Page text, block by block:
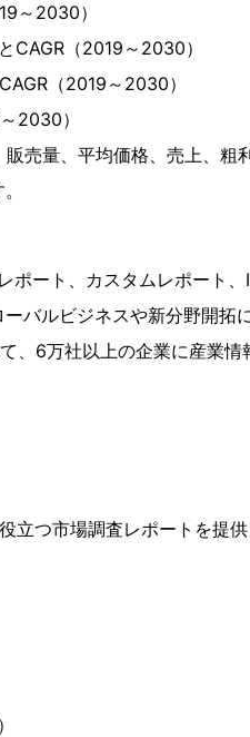
～2030）
CAGR（2019～2030）
（2019～2030）
2030）
売量、平均価格、売上、粗
ート、カスタムレポート、
バルビジネスや新分野開拓
、6万社以上の企業に産業情
立つ市場調査レポートを提供